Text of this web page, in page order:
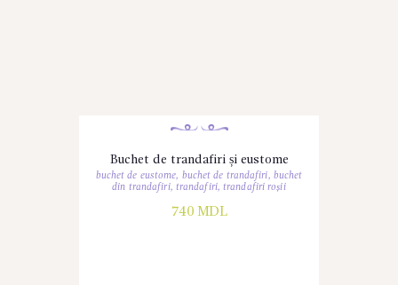
Buchet de trandafiri și eustome
buchet de eustome, buchet de trandafiri, buchet
din trandafiri, trandafiri,trandafiri roșii
740 MDL